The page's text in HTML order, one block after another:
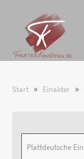
Start » Einakter »